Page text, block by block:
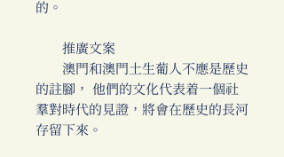
的。
推廣文案
澳門和澳門土生葡人不應是歷史
的註腳， 他們的文化代表着一個社
羣對時代的見證，將會在歷史的長河
存留下來。